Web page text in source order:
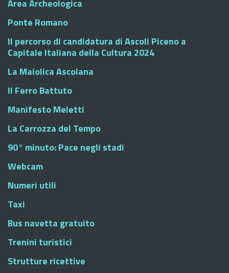
Area Archeologica
Ponte Romano
Il percorso di candidatura di Ascoli Piceno a
Capitale Italiana della Cultura 2024
La Maiolica Ascolana
Il Ferro Battuto
Manifesto Meletti
La Carrozza del Tempo
90° minuto: Pace negli stadi
Webcam
Numeri utili
Taxi
Bus navetta gratuito
Trenini turistici
Strutture ricettive